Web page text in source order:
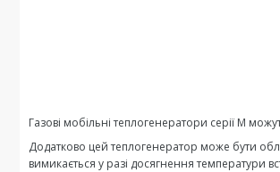
Газові мобільні теплогенератори серії M
Додатково цей теплогенератор може бути
вимикається у разі досягнення температури